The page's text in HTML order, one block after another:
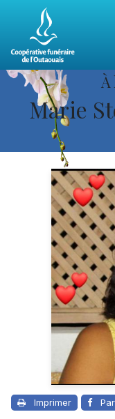
Marie
Imprimer